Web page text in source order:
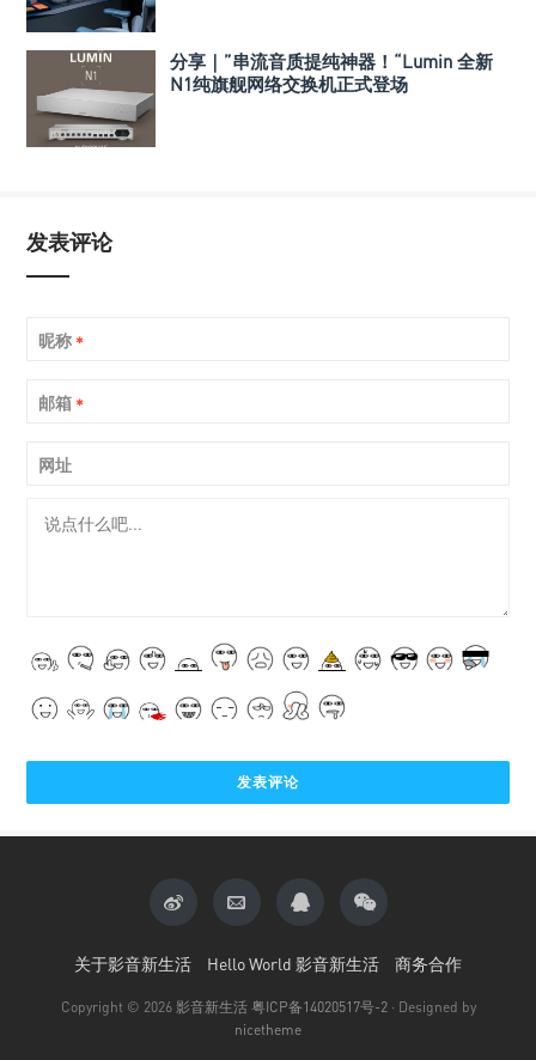
分享｜”串流音质提纯神器！“Lumin 全新
N1纯旗舰网络交换机正式登场
发表评论
昵称 *
邮箱 *
网址
关于影音新生活 Hello World 影音新生活 商务合作
Copyright © 2026 影音新生活 粤ICP备14020517号-2 · Designed by
nicetheme